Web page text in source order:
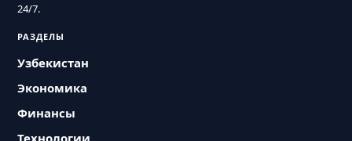
24/7.
РАЗДЕЛЫ
Узбекистан
Экономика
Финансы
Технологии